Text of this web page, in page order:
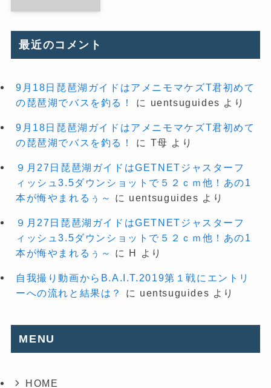
最近のコメント
9月18日琵琶湖ガイドはアメニモマケズT君初めて
の琵琶湖でバスを釣る！
に uentsuguides より
9月18日琵琶湖ガイドはアメニモマケズT君初めて
の琵琶湖でバスを釣る！
に T母 より
９月27日琵琶湖ガイドはGETNETジャスターフ
ィッシュ3.5ダウンショットで５２ｃｍ他！あの1
本が悔やまれるぅ～
に uentsuguides より
９月27日琵琶湖ガイドはGETNETジャスターフ
ィッシュ3.5ダウンショットで５２ｃｍ他！あの1
本が悔やまれるぅ～
に H より
自我撮り動画からB.A.I.T.2019第１戦にエントリ
ーへの流れと結果は？
に uentsuguides より
MENU
HOME